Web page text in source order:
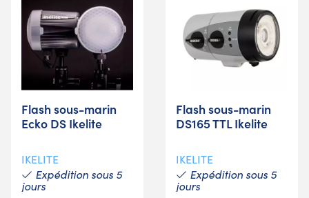
Flash sous-marin
Ecko DS Ikelite
IKELITE
Expédition sous 5
jours
Flash sous-marin
DS165 TTL Ikelite
IKELITE
Expédition sous 5
jours